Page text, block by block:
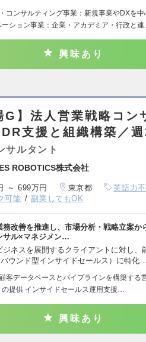
・コンサルティング事業：新規事業やDXを
ション事業：企業・アカデミア・行政と連
興味あり
G】法人営業戦略コ
支援と組織構築／
サルタント
ROBOTICS株式会社
～ 699万円 東京都 英語力
可能
副業してもOK
務改善を推進し、市場分析・戦略立案か
サル×マネジメン…
ジネスを展開するクライアントに対し、
バウンド型インサイドセールス）に特化…
客データベースとパイプラインを構築する
の提供 インサイドセールス運用支援…
興味あり